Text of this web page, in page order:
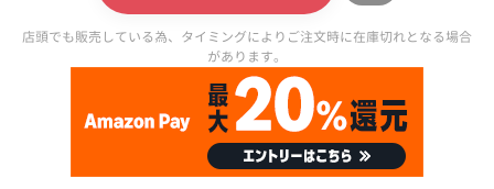
店頭でも販売している為、タイミングによりご注文時に在庫切れとなる場合
があります。